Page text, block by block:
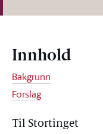
Innhold
Bakgrunn
Forslag
Til Stortinget